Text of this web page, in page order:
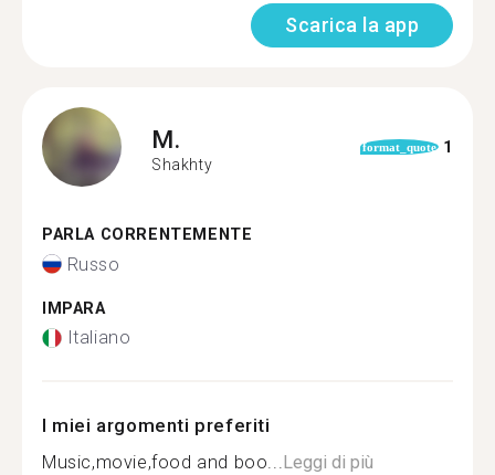
Scarica la app
M.
Shakhty
format_quote 1
PARLA CORRENTEMENTE
Russo
IMPARA
Italiano
I miei argomenti preferiti
Music,movie,food and boo...Leggi di più